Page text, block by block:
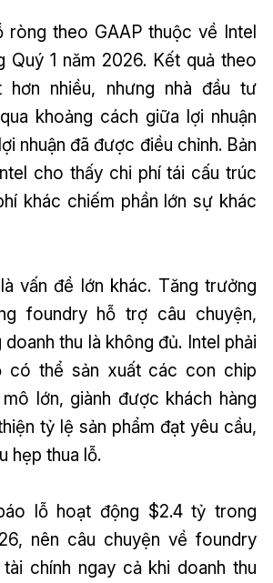
ròng theo GAAP thuộc về Intel
Quý 1 năm 2026. Kết quả theo
hơn nhiều, nhưng nhà đầu tư
khoảng cách giữa lợi nhuận
nhuận đã được điều chỉnh. Bản
cho thấy chi phí tái cấu trúc
khác chiếm phần lớn sự khác
vấn đề lớn khác. Tăng trưởng
foundry hỗ trợ câu chuyện,
thu là không đủ. Intel phải
có thể sản xuất các con chip
lớn, giành được khách hàng
tỷ lệ sản phẩm đạt yêu cầu,
hẹp thua lỗ.
lỗ hoạt động $2.4 tỷ trong
nên câu chuyện về foundry
chính ngay cả khi doanh thu